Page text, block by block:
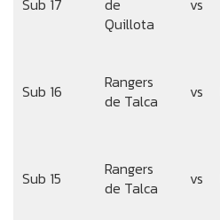
Sub 17
de
Quillota
vs
Sub 16
Rangers
de Talca
vs
Sub 15
Rangers
de Talca
vs